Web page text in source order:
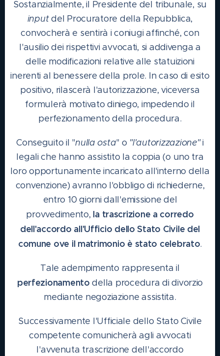
Sostanzialmente, il Presidente del tribunale, su
inputdel Procuratore della Repubblica,
convocherà e sentirà i coniugi affinché, con
l'ausilio dei rispettivi avvocati, si addivenga a
delle modificazioni relative alle statuizioni
inerenti al benessere della prole. In caso di esito
positivo, rilascerà l'autorizzazione, viceversa
formulerà motivato diniego, impedendo il
perfezionamento della procedura.
Conseguito il "nulla osta" o "l'autorizzazione"i
legali che hanno assistito la coppia (o uno tra
loro opportunamente incaricato all'interno della
convenzione) avranno l'obbligo di richiederne,
entro 10 giorni dall'emissione del
provvedimento, la trascrizione a corredo
dell'accordo all'Ufficio dello Stato Civile del
comune ove il matrimonio è stato celebrato.
Tale adempimento rappresenta il
perfezionamento della procedura di divorzio
mediante negoziazione assistita.
Successivamente l'Ufficiale dello Stato Civile
competente comunicherà agli avvocati
l'avvenuta trascrizione dell'accordo